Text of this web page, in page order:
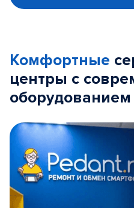
Комфортные
центры с
оборудованием